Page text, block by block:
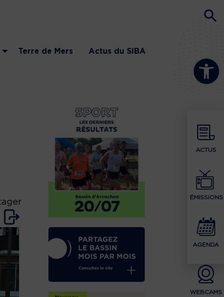
Ouvrir la
ACTUS
ÉMISSIONS
AGENDA
WEBCAMS
Terre de Mers Actus du SIBA